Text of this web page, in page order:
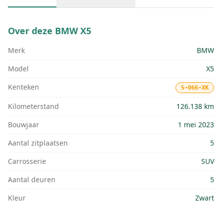
Over deze BMW X5
Merk
BMW
Model
X5
Kenteken
S-066-XK
Kilometerstand
126.138 km
Bouwjaar
1 mei 2023
Aantal zitplaatsen
5
Carrosserie
SUV
Aantal deuren
5
Kleur
Zwart